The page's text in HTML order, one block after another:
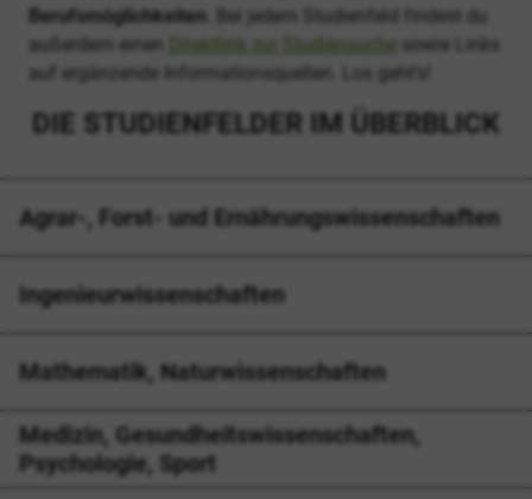
Berufsmöglichkeiten . Bei jedem Studienfeld findest du
außerdem einen
Direktlink zur Studiensuche sowie Links
auf ergänzende Informationsquellen. Los geht's!
DIE STUDIENFELDER IM ÜBERBLICK
Agrar-, Forst- und Ernährungswissenschaften
Ingenieurwissenschaften
Mathematik, Naturwissenschaften
Medizin, Gesundheitswissenschaften,
Psychologie, Sport